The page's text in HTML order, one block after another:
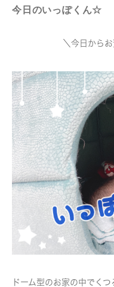
今日のいっぽくん☆
＼今日から
ドーム型のお家の中でく